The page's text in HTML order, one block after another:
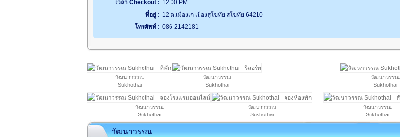
เวลา Checkout : 12:00 PM
ที่อยู่ : 12 ต.เมืองเก่ เมืองสุโขทัย สุโขทัย 64210
โทรศัพท์ : 086-2142181
วัฒนาวรรณ
Sukhothai
วัฒนาวรรณ
Sukhothai
วัฒนาวรรณ
Sukhothai
วัฒนาวรรณ
Sukhothai
วัฒนาวรรณ
Sukhothai
วัฒนาวรรณ
Sukhothai
วัฒนาวรรณ